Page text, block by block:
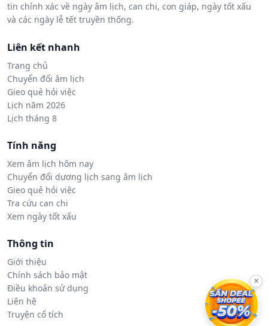
tin chính xác về ngày âm lịch, can chi, con giáp, ngày tốt xấu
và các ngày lễ tết truyền thống.
Liên kết nhanh
Trang chủ
Chuyển đổi âm lịch
Gieo quẻ hỏi việc
Lịch năm 2026
Lịch tháng 8
Tính năng
Xem âm lịch hôm nay
Chuyển đổi dương lịch sang âm lịch
Gieo quẻ hỏi việc
Tra cứu can chi
Xem ngày tốt xấu
Thông tin
Giới thiệu
Chính sách bảo mật
Điều khoản sử dụng
Liên hệ
Truyện cổ tích
×